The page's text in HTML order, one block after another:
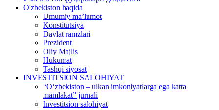
O'zbekiston haqida
Umumiy ma’lumot
Konstitutsiya
Davlat ramzlari
Prezident
Oliy Majlis
Hukumat
Tashqi siyosat
INVESTITSION SALOHIYAT
“Oʻzbekiston – ulkan imkoniyatlarga ega katta
mamlakat” jurnali
Investitsion salohiyat